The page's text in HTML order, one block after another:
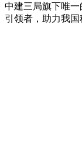
中建三局旗下唯
引领者，助力我国